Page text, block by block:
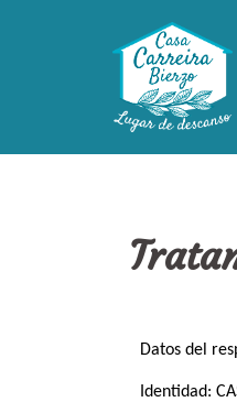
Datos del
Identidad: